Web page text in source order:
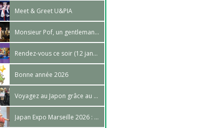
Meet & Greet U&PIA
Monsieur Pof, un gentleman à Japan Expo Marseille
Rendez-vous ce soir (12 janvier 2026) sur Twitch
Bonne année 2026
Voyagez au Japon grâce au Cosplay !
Japan Expo Marseille 2026 : faisons le point !